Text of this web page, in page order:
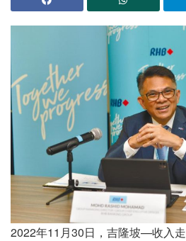
2022年11月30日，吉隆坡—收入